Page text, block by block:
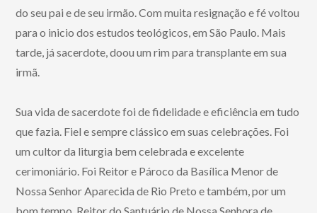
do seu pai e de seu irmão. Com muita resignação e fé voltou
para o inicio dos estudos teológicos, em São Paulo. Mais
tarde, já sacerdote, doou um rim para transplante em sua
irmã.
Sua vida de sacerdote foi de fidelidade e eficiência em tudo
que fazia. Fiel e sempre clássico em suas celebrações. Foi
um cultor da liturgia bem celebrada e excelente
cerimoniário. Foi Reitor e Pároco da Basílica Menor de
Nossa Senhor Aparecida de Rio Preto e também, por um